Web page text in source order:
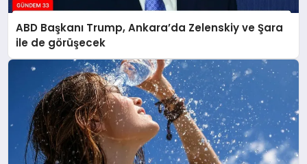
ABD Başkanı Trump, Ankara’da Zelenskiy ve Şara
ile de görüşecek